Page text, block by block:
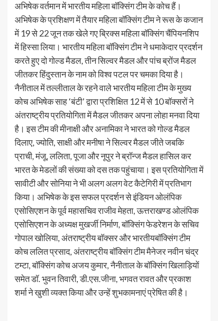
अभिषेक वर्तमान में भारतीय महिला बॉक्सिंग टीम के कोच हैं।
अभिषेक के प्रशिक्षण में तैयार महिला बॉक्सिंग टीम ने रूस के कजान
में 19 से 22 जून तक खेले गए ब्रिक्स महिला बॉक्सिंग चैंपियनशिप
में हिस्सा लिया। भारतीय महिला बॉक्सिंग टीम ने धमाकेदार प्रदर्शन
करते हुए दो गोल्ड मैडल, तीन सिल्वर मैडल और पांच ब्रोंज मैडल
जीतकर हिंदुस्तान के नाम को विश्व पटल पर चमका दिया है।
नैनीताल में तल्लीताल के रहने वाले भारतीय महिला टीम के मुख्य
कोच अभिषेक साह ‘बंटी’ द्वारा प्रशिक्षित 12 में से 10 बॉक्सरों ने
अंतराष्ट्रीय प्रतियोगिता में मैडल जीतकर अपना लोहा मनवा दिया
है। इस टीम की मीनाक्षी और अनामिका ने भारत को गोल्ड मैडल
दिलाए, ज्योति, साक्षी और मनीषा ने सिल्वर मैडल जीते जबकि
प्राची, मंजू, ललिता, पूजा और नूपुर ने ब्रॉन्ज मैडल हासिल कर
भारत के मेडलों की संख्या को दस तक पहुंचाया। इस प्रतियोगिता में
सावीटी और सोनिया ने भी अलग अलग वेट कैटेगिरी में प्रतिभाग
किया। अभिषेक के इस सफल प्रदर्शन से इंडियन ओलंपिक
एसोसिएशन के पूर्व महासचिव राजीव मेहता, ऊत्तराखण्ड ओलंपिक
एसोसिएशन के अध्यक्ष मुखर्जी निर्माण, बॉक्सिंग फेडरेशन के सचिव
गोपाल खोलिया, अंतराष्ट्रीय बॉक्सर और भारतीयबॉक्सिंग टीम
कोच ललित प्रसाद, अंतराष्ट्रीय बॉक्सिंग टीम मैनेजर नवीन चंद्र
टम्टा, बॉक्सिंग कोच अजय कुमार, नैनीताल के बॉक्सिंग खिलाड़ियों
समेत डॉ. भुवन तिवारी, डी.एस.जीना, भगवत रावत और प्रकाश
शर्मा ने खुशी व्यक्त किया और उन्हें शुभकामनाएं प्रेषित की है।